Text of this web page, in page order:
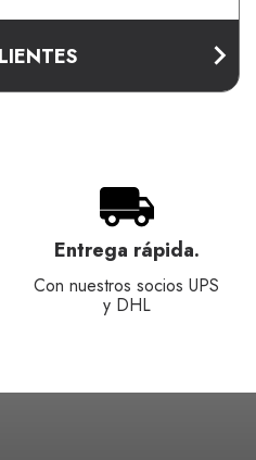
Entrega rápida.
Con nuestros socios UPS
y DHL